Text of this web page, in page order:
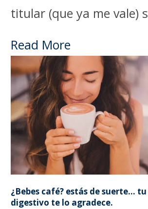
titular (que ya me vale)
Read More
¿Bebes café? estás de suerte…
digestivo te lo agradece.